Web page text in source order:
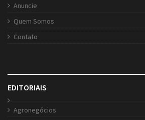
Anuncie
Quem Somos
Contato
EDITORIAIS
Agronegócios